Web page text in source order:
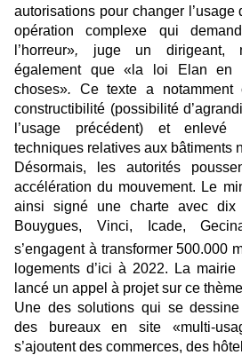
autorisations pour changer l’usage
opération complexe qui
l’horreur», juge un dirigeant,
également que«la loi Elan en
choses». Ce texte a notamment
constructibilité (possibilité
l’usage précédent) et enlevé
techniques relatives aux bâtiments
Désormais, les autorités
accélération du mouvement. Le
ainsi signé une charte avec dix
Bouygues, Vinci, Icade,
s’engagent à transformer 500.000
logements d’ici à 2022. La
lancé un appel à projet sur ce
Une des solutions qui se
des bureaux en site «multi-
s’ajoutent des commerces, des